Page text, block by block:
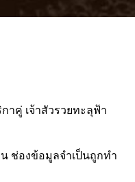
าคู่ เจ้าสัวรวยทะลุฟ้า
ช่องข้อมูลจำเป็นถูกทำ